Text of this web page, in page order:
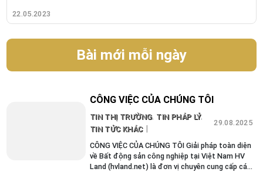
22.05.2023
Bài mới mỗi ngày
CÔNG VIỆC CỦA CHÚNG TÔI
TIN THỊ TRƯỜNG. TIN PHÁP LÝ.
TIN TỨC KHÁC
29.08.2025
CÔNG VIỆC CỦA CHÚNG TÔI Giải pháp toàn diện
về Bất động sản công nghiệp tại Việt Nam HV
Land (hvland.net) là đơn vị chuyên cung cấp các